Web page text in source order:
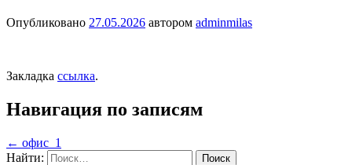
Опубликовано 27.05.2026 автором adminmilas
Закладка ссылка.
Навигация по записям
← офис_1
Найти: